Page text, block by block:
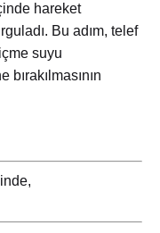
hareket
Bu adım, telef
suyu